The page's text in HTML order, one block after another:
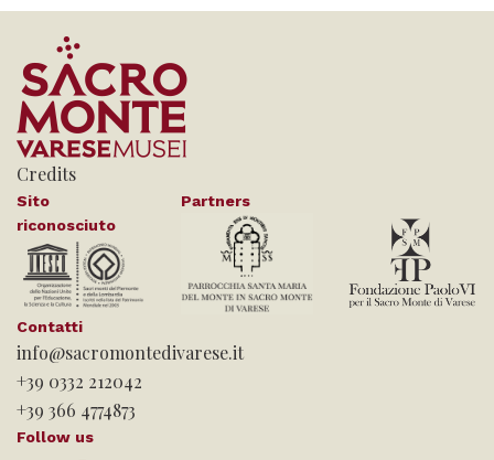
Credits
Sito
riconosciuto
Partners
Contatti
info@sacromontedivarese.it
+39 0332 212042
+39 366 4774873
Follow us